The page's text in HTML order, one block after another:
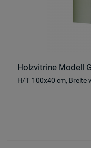
Holzvitrine Modell
H/T: 100x40 cm, Breite